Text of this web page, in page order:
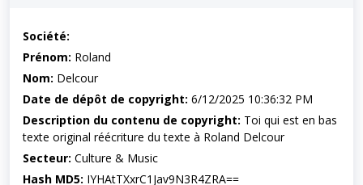
Société:
Prénom: Roland
Nom: Delcour
Date de dépôt de copyright: 6/12/2025 10:36:32 PM
Description du contenu de copyright: Toi qui est en bas
texte original réécriture du texte à Roland Delcour
Secteur: Culture & Music
Hash MD5: IYHAtTXxrC1Jav9N3R4ZRA==